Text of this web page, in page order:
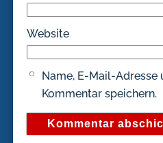
Website
Name, E-Mail-Adresse
Kommentar speichern.